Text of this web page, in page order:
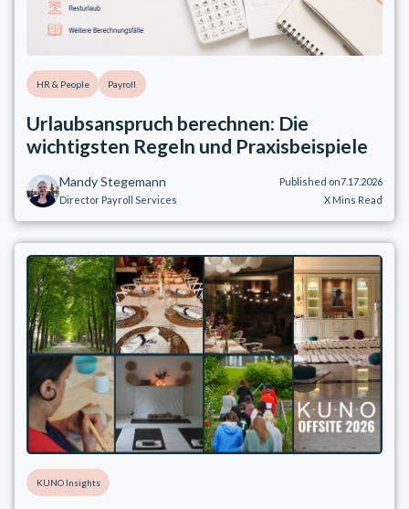
HR & People Payroll
Urlaubsanspruch berechnen: Die
wichtigsten Regeln und Praxisbeispiele
Mandy Stegemann
Director Payroll Services
Published on7.17.2026
XMins Read
KUNO Insights